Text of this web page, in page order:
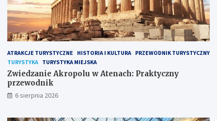
?
n
y
p
r
z
e
w
o
d
n
i
ATRAKCJE TURYSTYCZNE HISTORIA I KULTURA PRZEWODNIK TURYSTYCZNY
TURYSTYKA TURYSTYKA MIEJSKA
Zwiedzanie Akropolu w Atenach: Praktyczny
przewodnik
6 sierpnia 2026